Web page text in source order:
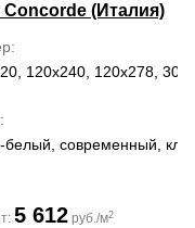
Concorde (Италия)
120x240, 120x278,
белый, современный,
5 612 руб./м2